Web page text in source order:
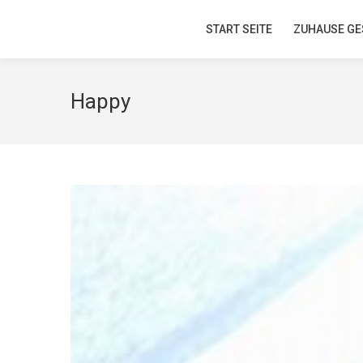
START SEITE ZUHAUSE
Happy
START SEITE ZUHAUSE